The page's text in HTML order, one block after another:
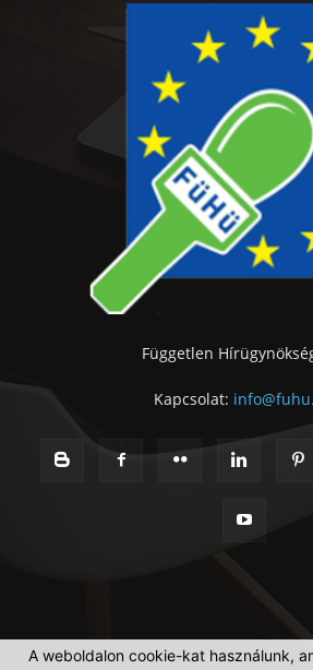
Független
Kapcsolat:
A weboldalon cookie-kat használunk,